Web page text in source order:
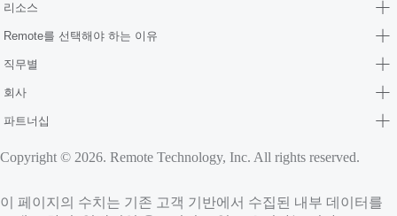
리소스
Remote를 선택해야 하는 이유
직무별
회사
파트너십
Copyright © 2026. Remote Technology, Inc. All rights reserved.
이 페이지의 수치는 기존 고객 기반에서 수집된 내부 데이터를